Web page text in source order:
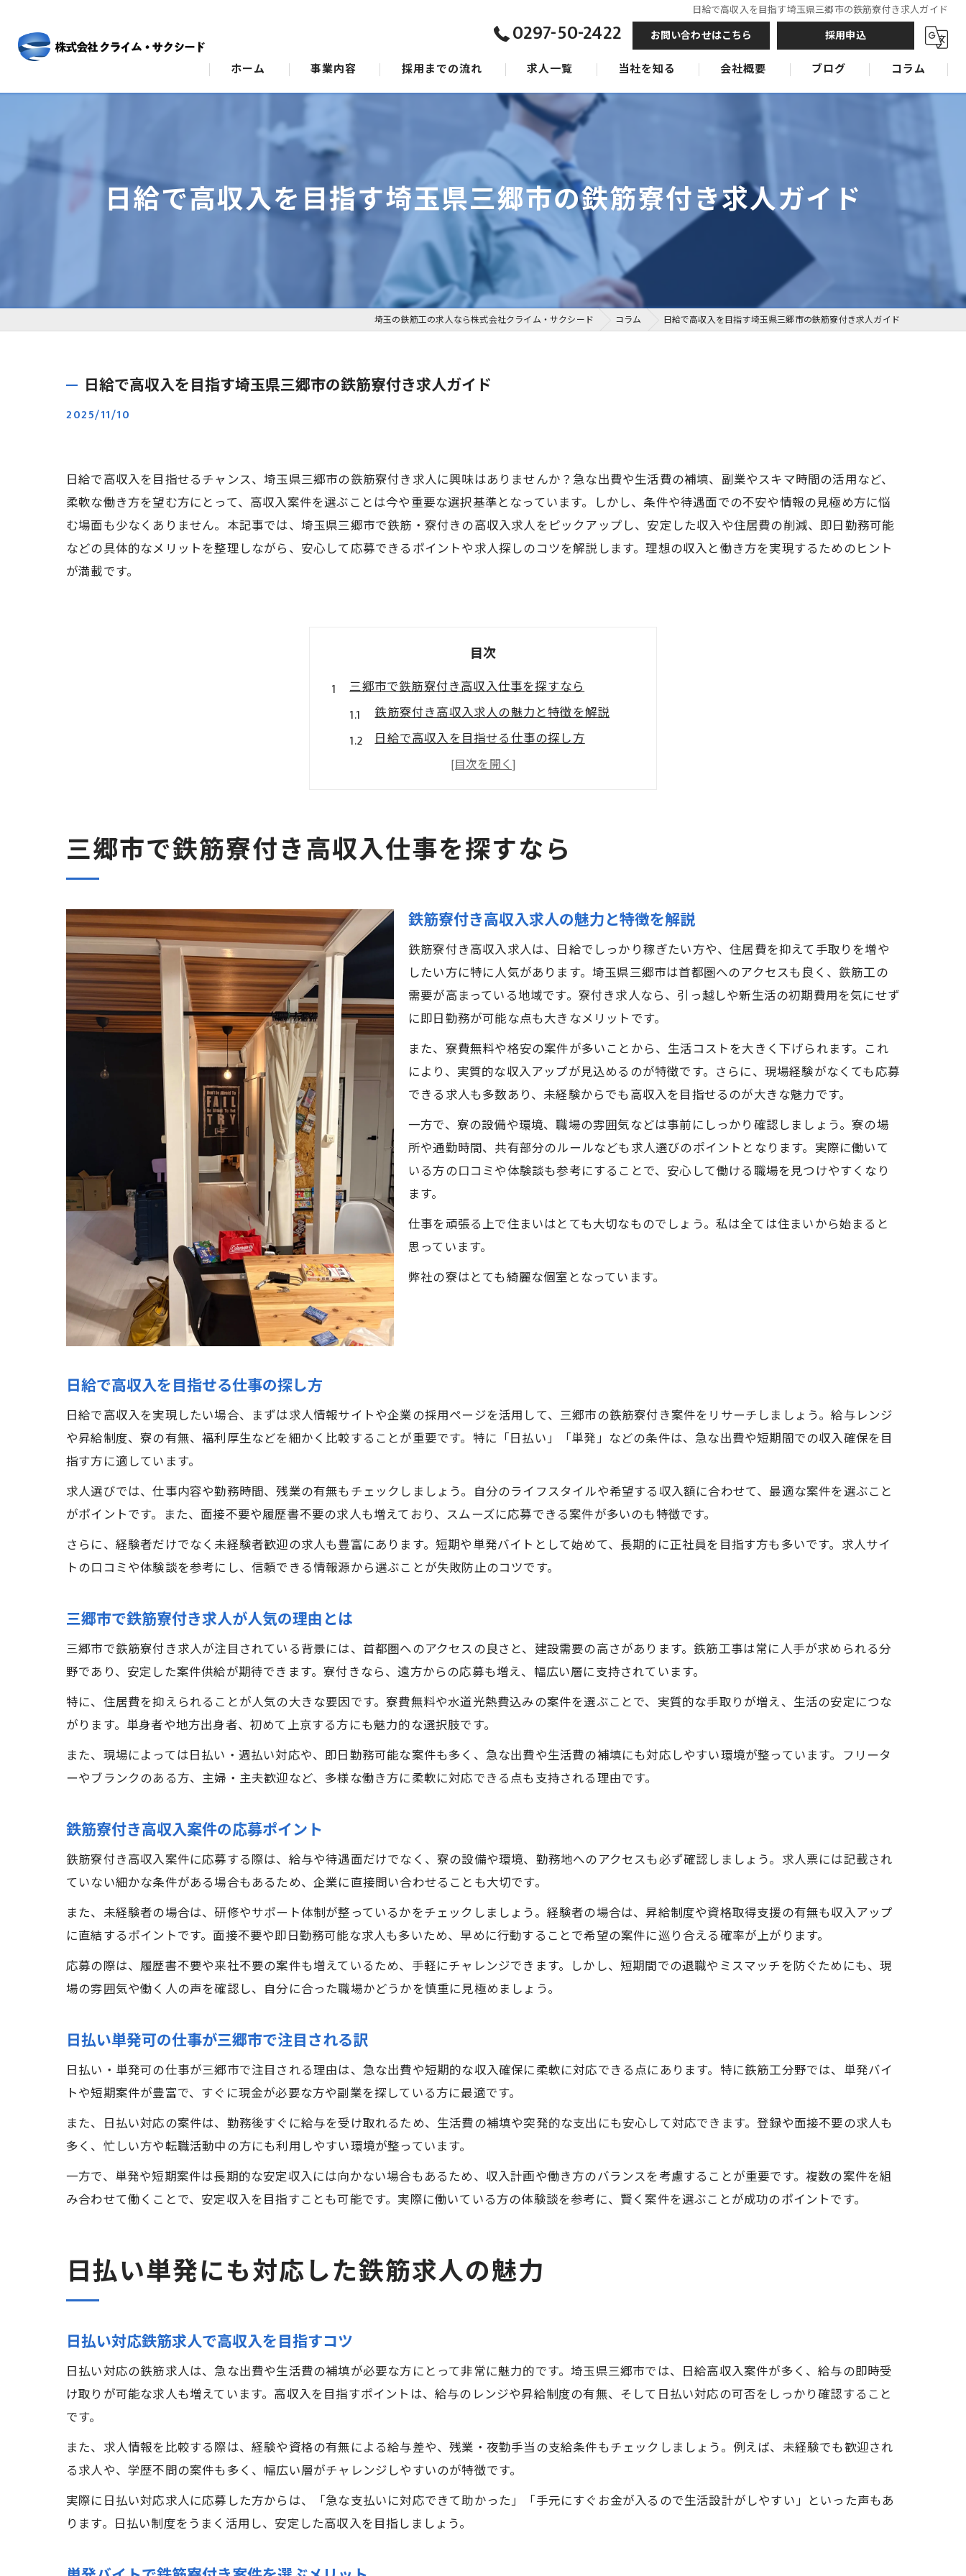
日給で高収入を目指す埼玉県三郷市の鉄筋寮付き求人ガイド
0297-50-2422 お問い合わせはこちら 採用申込
ホーム 事業内容
スタッフ
採用までの流れ 求人一覧 当社を知る
千葉の鉄筋工
未経験
会社概要 ブログ コラム
日給で高収入を目指す埼玉県三郷市の鉄筋寮付き求人ガイド
埼玉の鉄筋工の求人なら株式会社クライム・サクシード コラム 日給で高収入を目指す埼玉県三郷市の鉄筋寮付き求人ガイド
日給で高収入を目指す埼玉県三郷市の鉄筋寮付き求人ガイド
2025/11/10
日給で高収入を目指せるチャンス、埼玉県三郷市の鉄筋寮付き求人に興味はありませんか？急な出費や生活費の補填、副業やスキマ時間の活用など、
柔軟な働き方を望む方にとって、高収入案件を選ぶことは今や重要な選択基準となっています。しかし、条件や待遇面での不安や情報の見極め方に悩
む場面も少なくありません。本記事では、埼玉県三郷市で鉄筋・寮付きの高収入求人をピックアップし、安定した収入や住居費の削減、即日勤務可能
などの具体的なメリットを整理しながら、安心して応募できるポイントや求人探しのコツを解説します。理想の収入と働き方を実現するためのヒント
が満載です。
目次
三郷市で鉄筋寮付き高収入仕事を探すなら
鉄筋寮付き高収入求人の魅力と特徴を解説
日給で高収入を目指せる仕事の探し方
三郷市で鉄筋寮付き求人が人気の理由とは
日払い単発にも対応した鉄筋求人の魅力
鉄筋寮付き高収入案件の即日勤務ポイント
三郷市で選べる単発鉄筋バイトの特徴紹介
鉄筋寮付き高収入求人の安心な働き方とは
鉄筋工で高収入を目指すための寮付き案件
寮付き鉄筋工求人で高収入を得る秘訣を公開
鉄筋寮付き高収入案件の応募条件と流れ
未経験からでも鉄筋寮付き高収入を実現
三郷市で人気の寮付き鉄筋バイトの選び方
鉄筋寮付き高収入求人で生活費を抑える方法
高収入実現を支える三郷市鉄筋求人の選び方
鉄筋寮付き高収入案件選びの重要ポイント
日給高収入求人の信頼できる見極め方
三郷市で鉄筋工寮付き求人を比較する方法
寮付き高収入鉄筋案件で得られる福利厚生
鉄筋寮付き求人で重視すべき条件とは
寮付き高収入求人が三郷市で注目される理由
三郷市で寮付き高収入鉄筋求人が選ばれる背景
高収入と住居確保を同時に叶える方法
鉄筋寮付き高収入案件の安心サポート体制
高収入鉄筋バイトが副業に最適な理由を解説
単発鉄筋寮付き案件の柔軟な働き方が人気
日払い対応バイトで急な出費にも対応可能
鉄筋寮付き高収入案件の短期求人ポイント
三郷市で鉄筋寮付き高収入仕事を探すなら
鉄筋寮付き高収入求人の魅力と特徴を解説
鉄筋寮付き高収入求人は、日給でしっかり稼ぎたい方や、住居費を抑えて手取りを増や
したい方に特に人気があります。埼玉県三郷市は首都圏へのアクセスも良く、鉄筋工の
需要が高まっている地域です。寮付き求人なら、引っ越しや新生活の初期費用を気にせず
に即日勤務が可能な点も大きなメリットです。
また、寮費無料や格安の案件が多いことから、生活コストを大きく下げられます。これ
により、実質的な収入アップが見込めるのが特徴です。さらに、現場経験がなくても応募
できる求人も多数あり、未経験からでも高収入を目指せるのが大きな魅力です。
一方で、寮の設備や環境、職場の雰囲気などは事前にしっかり確認しましょう。寮の場
所や通勤時間、共有部分のルールなども求人選びのポイントとなります。実際に働いて
いる方の口コミや体験談も参考にすることで、安心して働ける職場を見つけやすくなり
ます。
仕事を頑張る上で住まいはとても大切なものでしょう。私は全ては住まいから始まると
思っています。
弊社の寮はとても綺麗な個室となっています。
日給で高収入を目指せる仕事の探し方
日給で高収入を実現したい場合、まずは求人情報サイトや企業の採用ページを活用して、三郷市の鉄筋寮付き案件をリサーチしましょう。給与レンジ
や昇給制度、寮の有無、福利厚生などを細かく比較することが重要です。特に「日払い」「単発」などの条件は、急な出費や短期間での収入確保を目
指す方に適しています。
求人選びでは、仕事内容や勤務時間、残業の有無もチェックしましょう。自分のライフスタイルや希望する収入額に合わせて、最適な案件を選ぶこと
がポイントです。また、面接不要や履歴書不要の求人も増えており、スムーズに応募できる案件が多いのも特徴です。
さらに、経験者だけでなく未経験者歓迎の求人も豊富にあります。短期や単発バイトとして始めて、長期的に正社員を目指す方も多いです。求人サイ
トの口コミや体験談を参考にし、信頼できる情報源から選ぶことが失敗防止のコツです。
三郷市で鉄筋寮付き求人が人気の理由とは
三郷市で鉄筋寮付き求人が注目されている背景には、首都圏へのアクセスの良さと、建設需要の高さがあります。鉄筋工事は常に人手が求められる分
野であり、安定した案件供給が期待できます。寮付きなら、遠方からの応募も増え、幅広い層に支持されています。
特に、住居費を抑えられることが人気の大きな要因です。寮費無料や水道光熱費込みの案件を選ぶことで、実質的な手取りが増え、生活の安定につな
がります。単身者や地方出身者、初めて上京する方にも魅力的な選択肢です。
また、現場によっては日払い・週払い対応や、即日勤務可能な案件も多く、急な出費や生活費の補填にも対応しやすい環境が整っています。フリータ
ーやブランクのある方、主婦・主夫歓迎など、多様な働き方に柔軟に対応できる点も支持される理由です。
鉄筋寮付き高収入案件の応募ポイント
鉄筋寮付き高収入案件に応募する際は、給与や待遇面だけでなく、寮の設備や環境、勤務地へのアクセスも必ず確認しましょう。求人票には記載され
ていない細かな条件がある場合もあるため、企業に直接問い合わせることも大切です。
また、未経験者の場合は、研修やサポート体制が整っているかをチェックしましょう。経験者の場合は、昇給制度や資格取得支援の有無も収入アップ
に直結するポイントです。面接不要や即日勤務可能な求人も多いため、早めに行動することで希望の案件に巡り合える確率が上がります。
応募の際は、履歴書不要や来社不要の案件も増えているため、手軽にチャレンジできます。しかし、短期間での退職やミスマッチを防ぐためにも、現
場の雰囲気や働く人の声を確認し、自分に合った職場かどうかを慎重に見極めましょう。
日払い単発可の仕事が三郷市で注目される訳
日払い・単発可の仕事が三郷市で注目される理由は、急な出費や短期的な収入確保に柔軟に対応できる点にあります。特に鉄筋工分野では、単発バイ
トや短期案件が豊富で、すぐに現金が必要な方や副業を探している方に最適です。
また、日払い対応の案件は、勤務後すぐに給与を受け取れるため、生活費の補填や突発的な支出にも安心して対応できます。登録や面接不要の求人も
多く、忙しい方や転職活動中の方にも利用しやすい環境が整っています。
一方で、単発や短期案件は長期的な安定収入には向かない場合もあるため、収入計画や働き方のバランスを考慮することが重要です。複数の案件を組
み合わせて働くことで、安定収入を目指すことも可能です。実際に働いている方の体験談を参考に、賢く案件を選ぶことが成功のポイントです。
日払い単発にも対応した鉄筋求人の魅力
日払い対応鉄筋求人で高収入を目指すコツ
日払い対応の鉄筋求人は、急な出費や生活費の補填が必要な方にとって非常に魅力的です。埼玉県三郷市では、日給高収入案件が多く、給与の即時受
け取りが可能な求人も増えています。高収入を目指すポイントは、給与のレンジや昇給制度の有無、そして日払い対応の可否をしっかり確認すること
です。
また、求人情報を比較する際は、経験や資格の有無による給与差や、残業・夜勤手当の支給条件もチェックしましょう。例えば、未経験でも歓迎され
る求人や、学歴不問の案件も多く、幅広い層がチャレンジしやすいのが特徴です。
実際に日払い対応求人に応募した方からは、「急な支払いに対応できて助かった」「手元にすぐお金が入るので生活設計がしやすい」といった声もあ
ります。日払い制度をうまく活用し、安定した高収入を目指しましょう。